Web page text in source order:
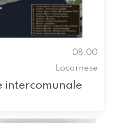
08.00
Locarnese
intercomunale